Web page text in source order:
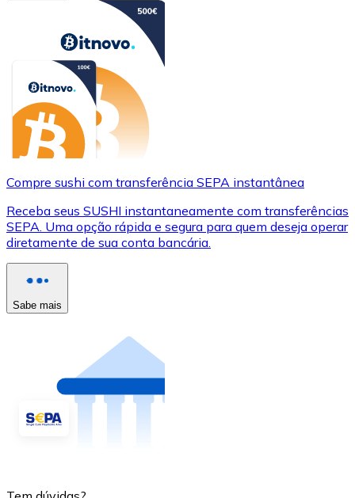
Compre sushi com transferência SEPA instantânea
Receba seus SUSHI instantaneamente com transferências
SEPA. Uma opção rápida e segura para quem deseja operar
diretamente de sua conta bancária.
Sabe mais